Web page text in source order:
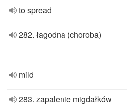
to spread
282. łagodna (choroba)
mild
283. zapalenie migdałków